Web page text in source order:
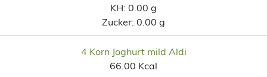
KH: 0.00 g
Zucker: 0.00 g
4 Korn Joghurt mild Aldi
66.00 Kcal